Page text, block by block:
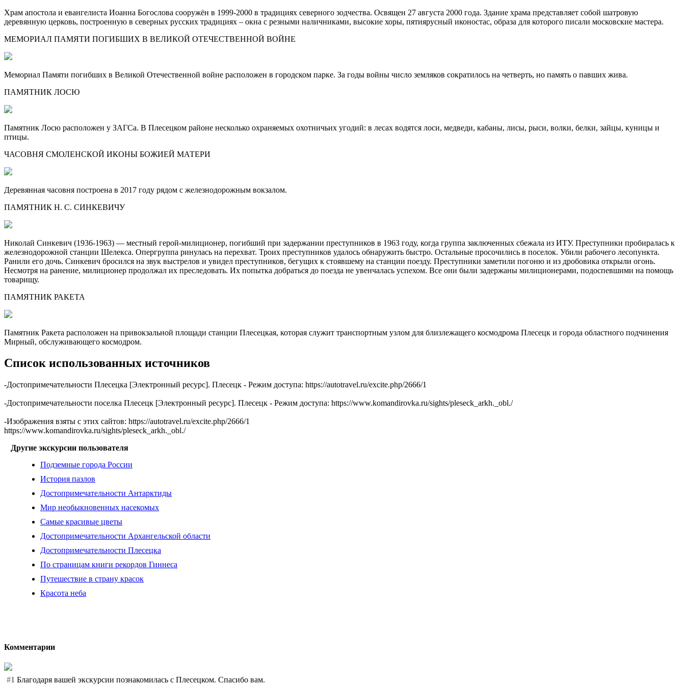
Храм апостола и евангелиста Иоанна Богослова сооружён в 1999-2000 в традициях северного зодчества. Освящен 27 августа 2000 года. Здание храма представляет собой шатровую
деревянную церковь, построенную в северных русских традициях – окна с резными наличниками, высокие хоры, пятиярусный иконостас, образа для которого писали московские мастера.
МЕМОРИАЛ ПАМЯТИ ПОГИБШИХ В ВЕЛИКОЙ ОТЕЧЕСТВЕННОЙ ВОЙНЕ
Мемориал Памяти погибших в Великой Отечественной войне расположен в городском парке. За годы войны число земляков сократилось на четверть, но память о павших жива.
ПАМЯТНИК ЛОСЮ
Памятник Лосю расположен у ЗАГСа. В Плесецком районе несколько охраняемых охотничьих угодий: в лесах водятся лоси, медведи, кабаны, лисы, рыси, волки, белки, зайцы, куницы и
птицы.
ЧАСОВНЯ СМОЛЕНСКОЙ ИКОНЫ БОЖИЕЙ МАТЕРИ
Деревянная часовня построена в 2017 году рядом с железнодорожным вокзалом.
ПАМЯТНИК Н. С. СИНКЕВИЧУ
Николай Синкевич (1936-1963) — местный герой-милиционер, погибший при задержании преступников в 1963 году, когда группа заключенных сбежала из ИТУ. Преступники пробиралась к
железнодорожной станции Шелекса. Опергруппа ринулась на перехват. Троих преступников удалось обнаружить быстро. Остальные просочились в поселок. Убили рабочего лесопункта.
Ранили его дочь. Синкевич бросился на звук выстрелов и увидел преступников, бегущих к стоявшему на станции поезду. Преступники заметили погоню и из дробовика открыли огонь.
Несмотря на ранение, милиционер продолжал их преследовать. Их попытка добраться до поезда не увенчалась успехом. Все они были задержаны милиционерами, подоспевшими на помощь
товарищу.
ПАМЯТНИК РАКЕТА
Памятник Ракета расположен на привокзальной площади станции Плесецкая, которая служит транспортным узлом для близлежащего космодрома Плесецк и города областного подчинения
Мирный, обслуживающего космодром.
Список использованных источников
-Достопримечательности Плесецка [Электронный ресурс]. Плесецк - Режим доступа: https://autotravel.ru/excite.php/2666/1
-Достопримечательности поселка Плесецк [Электронный ресурс]. Плесецк - Режим доступа: https://www.komandirovka.ru/sights/pleseck_arkh._obl./
-Изображения взяты с этих сайтов: https://autotravel.ru/excite.php/2666/1
https://www.komandirovka.ru/sights/pleseck_arkh._obl./
Другие экскурсии пользователя
Подземные города России
История пазлов
Достопримечательности Антарктиды
Мир необыкновенных насекомых
Самые красивые цветы
Достопримечательности Архангельской области
Достопримечательности Плесецка
По страницам книги рекордов Гиннеса
Путешествие в страну красок
Красота неба
Комментарии
#1 Благодаря вашей экскурсии познакомилась с Плесецком. Спасибо вам.